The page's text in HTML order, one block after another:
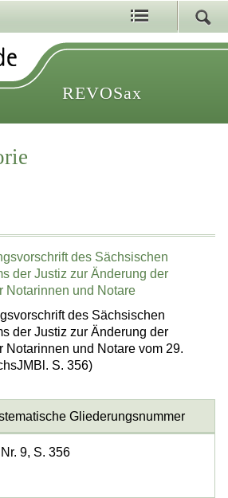
REVOSax
des Sächsischen
der Justiz zur Änderung der
Notarinnen und Notare
des Sächsischen
der Justiz zur Änderung der
Notarinnen und Notare vom 29.
S. 356)
Gliederungsnummer
9, S. 356